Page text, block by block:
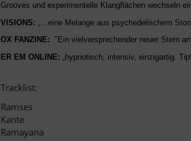
Grooves und experimentelle Klangflächen wechseln
VISIONS:
„…eine Melange aus psychedelischem
OX FANZINE: "Ein vielversprechender neuer Stern
ER EM ONLINE:
„hypnotisch, intensiv, einzigartig.
Tracklist:
Ramses
Kante
Ramayana